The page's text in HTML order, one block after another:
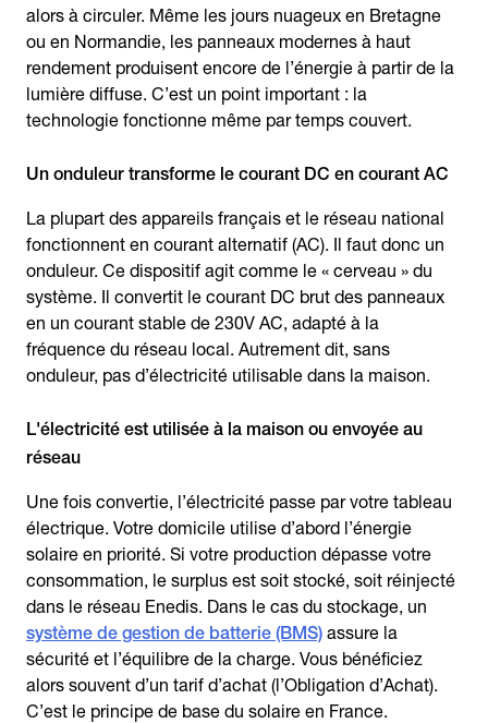
alors à circuler. Même les jours nuageux en Bretagne
ou en Normandie, les panneaux modernes à haut
rendement produisent encore de l’énergie à partir de la
lumière diffuse. C’est un point important : la
technologie fonctionne même par temps couvert.
Un onduleur transforme le courant DC en courant AC
La plupart des appareils français et le réseau national
fonctionnent en courant alternatif (AC). Il faut donc un
onduleur. Ce dispositif agit comme le « cerveau » du
système. Il convertit le courant DC brut des panneaux
en un courant stable de 230V AC, adapté à la
fréquence du réseau local. Autrement dit, sans
onduleur, pas d’électricité utilisable dans la maison.
L'électricité est utilisée à la maison ou envoyée au
réseau
Une fois convertie, l’électricité passe par votre tableau
électrique. Votre domicile utilise d’abord l’énergie
solaire en priorité. Si votre production dépasse votre
consommation, le surplus est soit stocké, soit réinjecté
dans le réseau Enedis. Dans le cas du stockage, un
système de gestion de batterie (BMS) assure la
sécurité et l’équilibre de la charge. Vous bénéficiez
alors souvent d’un tarif d’achat (l’Obligation d’Achat).
C’est le principe de base du solaire en France.